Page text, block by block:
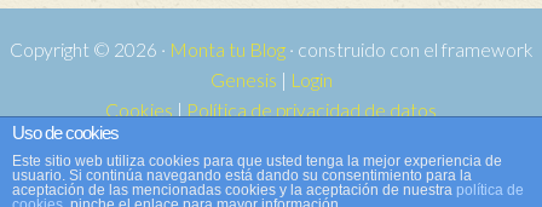
Copyright © 2026 · Monta tu Blog· construido con el framework
Genesis | Login
Cookies | Política de privacidad de datos
Copyright © 2026 ·
WordPress·Acceder
Uso de cookies
Este sitio web utiliza cookies para que usted tenga la mejor experiencia de
usuario. Si continúa navegando está dando su consentimiento para la
aceptación de las mencionadas cookies y la aceptación de nuestra política de